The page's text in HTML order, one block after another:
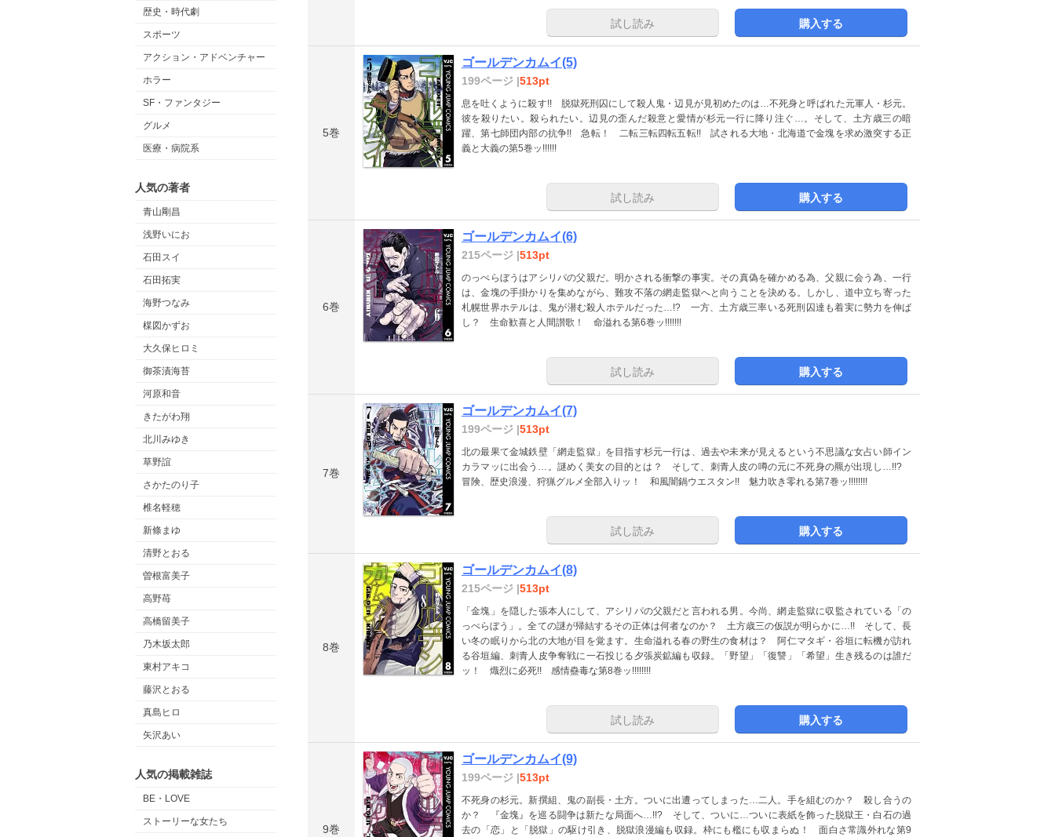
歴史・時代劇
スポーツ
アクション・アドベンチャー
ホラー
SF・ファンタジー
グルメ
医療・病院系
人気の著者
青山剛昌
浅野いにお
石田スイ
石田拓実
海野つなみ
楳図かずお
大久保ヒロミ
御茶漬海苔
河原和音
きたがわ翔
北川みゆき
草野誼
さかたのり子
椎名軽穂
新條まゆ
清野とおる
曽根富美子
高野苺
高橋留美子
乃木坂太郎
東村アキコ
藤沢とおる
真島ヒロ
矢沢あい
人気の掲載雑誌
BE・LOVE
ストーリーな女たち
試し読み 購入する
5巻
ゴールデンカムイ(5)
199ページ |513pt
息を吐くように殺す!! 脱獄死刑囚にして殺人鬼・辺見が見初めたのは…不死身と呼ばれた元軍人・杉元。
彼を殺りたい。殺られたい。辺見の歪んだ殺意と愛情が杉元一行に降り注ぐ…。そして、土方歳三の暗
躍、第七師団内部の抗争!! 急転！ 二転三転四転五転!! 試される大地・北海道で金塊を求め激突する正
義と大義の第5巻ッ!!!!!!
試し読み 購入する
6巻
ゴールデンカムイ(6)
215ページ |513pt
のっぺらぼうはアシリパの父親だ。明かされる衝撃の事実。その真偽を確かめる為、父親に会う為、一行
は、金塊の手掛かりを集めながら、難攻不落の網走監獄へと向うことを決める。しかし、道中立ち寄った
札幌世界ホテルは、鬼が潜む殺人ホテルだった…!? 一方、土方歳三率いる死刑囚達も着実に勢力を伸ば
し？ 生命歓喜と人間讃歌！ 命溢れる第6巻ッ!!!!!!!
試し読み 購入する
7巻
ゴールデンカムイ(7)
199ページ |513pt
北の最果て金城鉄壁「網走監獄」を目指す杉元一行は、過去や未来が見えるという不思議な女占い師イン
カラマッに出会う…。謎めく美女の目的とは？ そして、刺青人皮の噂の元に不死身の羆が出現し…!!?
冒険、歴史浪漫、狩猟グルメ全部入りッ！ 和風闇鍋ウエスタン!! 魅力吹き零れる第7巻ッ!!!!!!!!
試し読み 購入する
8巻
ゴールデンカムイ(8)
215ページ |513pt
「金塊」を隠した張本人にして、アシリパの父親だと言われる男。今尚、網走監獄に収監されている「の
っぺらぼう」。全ての謎が帰結するその正体は何者なのか？ 土方歳三の仮説が明らかに…!! そして、長
い冬の眠りから北の大地が目を覚ます。生命溢れる春の野生の食材は？ 阿仁マタギ・谷垣に転機が訪れ
る谷垣編、刺青人皮争奪戦に一石投じる夕張炭鉱編も収録。「野望」「復讐」「希望」生き残るのは誰だ
ッ！ 熾烈に必死!! 感情蠱毒な第8巻ッ!!!!!!!!
試し読み 購入する
9巻
ゴールデンカムイ(9)
199ページ |513pt
不死身の杉元。新撰組、鬼の副長・土方。ついに出遭ってしまった…二人。手を組むのか？ 殺し合うの
か？ 『金塊』を巡る闘争は新たな局面へ…!!? そして、ついに…ついに表紙を飾った脱獄王・白石の過
去の「恋」と「脱獄」の駆け引き、脱獄浪漫編も収録。枠にも檻にも収まらぬ！ 面白さ常識外れな第9